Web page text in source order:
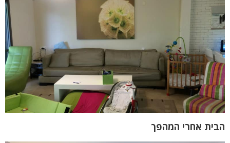
הבית אחרי המהפך